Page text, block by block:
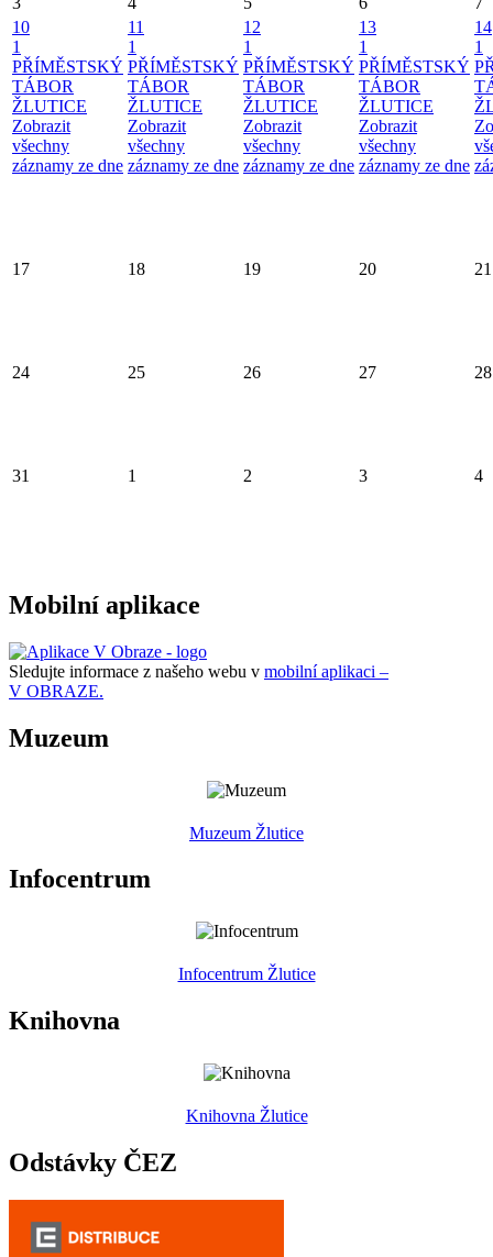
10
1
PŘÍMĚSTSKÝ
TÁBOR
ŽLUTICE
Zobrazit
všechny
záznamy ze dne
11
1
PŘÍMĚSTSKÝ
TÁBOR
ŽLUTICE
Zobrazit
všechny
záznamy ze dne
12
1
PŘÍMĚSTSKÝ
TÁBOR
ŽLUTICE
Zobrazit
všechny
záznamy ze dne
13
1
PŘÍMĚSTSKÝ
TÁBOR
ŽLUTICE
Zobrazit
všechny
záznamy ze dne
14
1
17 18 19 20 21
24 25 26 27 28
31 1 2 3 4
Mobilní aplikace
Sledujte informace z našeho webu v mobilní aplikaci –
V OBRAZE.
Muzeum
Muzeum Žlutice
Infocentrum
Infocentrum Žlutice
Knihovna
Knihovna Žlutice
Odstávky ČEZ